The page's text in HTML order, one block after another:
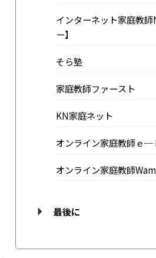
インターネット家庭教
ー】
そら塾
家庭教師ファースト
KN家庭ネット
オンライン家庭教師ｅ─
オンライン家庭教師Wam
最後に